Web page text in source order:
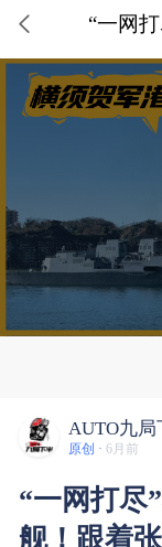
AUTO九局
原创 · 6月前
“一网打尽
舰！跟着